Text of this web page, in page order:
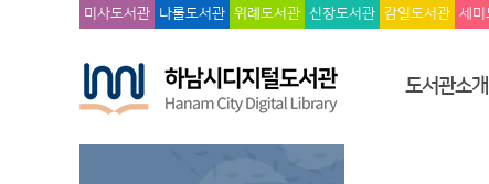
미사도서관 나룰도서관 위례도서관 신장도서관 감일도서관 세미
도서관소개